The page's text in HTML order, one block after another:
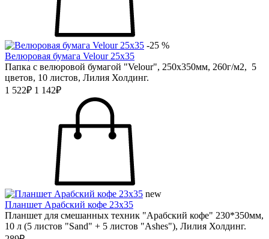
-25 %
Велюровая бумага Velour 25х35
Папка с велюровой бумагой "Velour", 250х350мм, 260г/м2, 5
цветов, 10 листов, Лилия Холдинг.
1 522₽ 1 142₽
new
Планшет Арабский кофе 23х35
Планшет для смешанных техник "Арабский кофе" 230*350мм,
10 л (5 листов "Sand" + 5 листов "Ashes"), Лилия Холдинг.